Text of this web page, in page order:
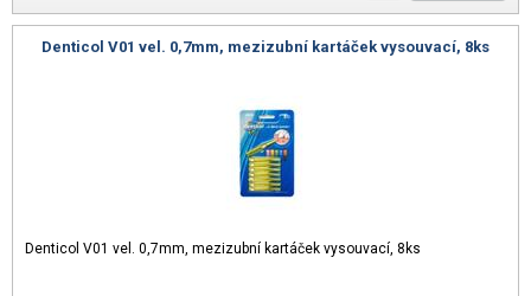
Denticol V01 vel. 0,7mm, mezizubní kartáček vysouvací, 8ks
Denticol V01 vel. 0,7mm, mezizubní kartáček vysouvací, 8ks